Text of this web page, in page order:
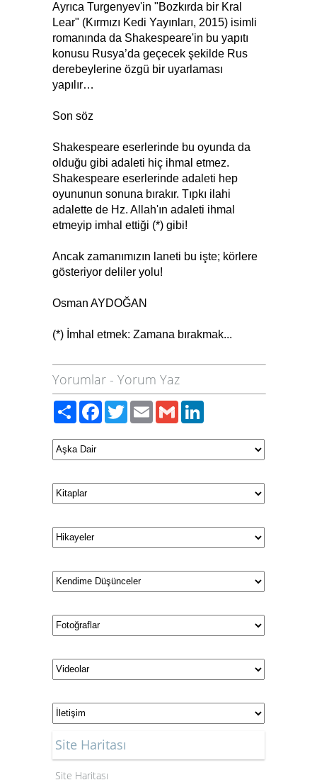
Ayrıca Turgenyev'in "Bozkırda bir Kral
Lear" (Kırmızı Kedi Yayınları, 2015) isimli
romanında da Shakespeare'in bu yapıtı
konusu Rusya’da geçecek şekilde Rus
derebeylerine özgü bir uyarlaması
yapılır…
Son söz
Shakespeare eserlerinde bu oyunda da
olduğu gibi adaleti hiç ihmal etmez.
Shakespeare eserlerinde adaleti hep
oyununun sonuna bırakır. Tıpkı ilahi
adalette de Hz. Allah'ın adaleti ihmal
etmeyip imhal ettiği (*) gibi!
Ancak zamanımızın laneti bu işte; körlere
gösteriyor deliler yolu!
Osman AYDOĞAN
(*) İmhal etmek: Zamana bırakmak...
Yorumlar - Yorum Yaz
PaylaşFacebook
TwitterEmailGmail
Site Haritası
Site Haritası